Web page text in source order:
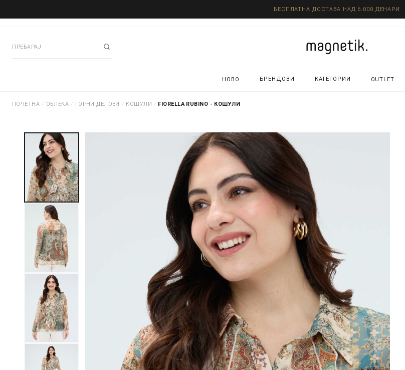
БЕСПЛАТНА ДОСТАВА НАД 6.000 ДЕНАРИ
НОВО БРЕНДОВИ КАТЕГОРИИ OUTLET
ПОЧЕТНА / ОБЛЕКА / ГОРНИ ДЕЛОВИ / КОШУЛИ / FIORELLA RUBINO - КОШУЛИ